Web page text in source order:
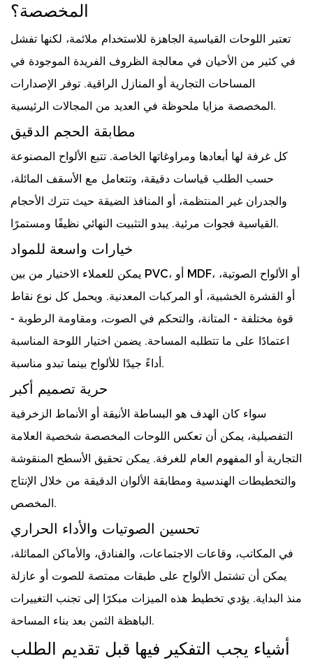
المخصصة؟
تعتبر اللوحات القياسية الجاهزة للاستخدام ملائمة، لكنها تفشل
في كثير من الأحيان في معالجة الظروف الفريدة الموجودة في
المساحات التجارية أو المنازل الراقية. توفر الإصدارات
المخصصة مزايا ملحوظة في العديد من المجالات الرئيسية.
مطابقة الحجم الدقيق
كل غرفة لها أبعادها ومراوغاتها الخاصة. تتبع الألواح المصنوعة
حسب الطلب قياسات دقيقة، وتتعامل مع الأسقف المائلة،
والجدران غير المنتظمة، أو المنافذ الضيقة حيث تترك الأحجام
القياسية فجوات مرئية. يبدو التثبيت النهائي نظيفًا ومستمرًا.
خيارات واسعة للمواد
يمكن للعملاء الاختيار من بين PVC، أو MDF، أو الألواح الصوتية،
أو القشرة الخشبية، أو المركبات المعدنية. ويحمل كل نوع نقاط
قوة مختلفة - المتانة، والتحكم في الصوت، ومقاومة الرطوبة -
اعتمادًا على ما تتطلبه المساحة. يضمن اختيار اللوحة المناسبة
أداءً جيدًا للألواح بينما تبدو مناسبة.
حرية تصميم أكبر
سواء كان الهدف هو البساطة الأنيقة أو الأنماط الزخرفية
التفصيلية، يمكن أن تعكس اللوحات المخصصة شخصية العلامة
التجارية أو المفهوم العام للغرفة. يمكن تحقيق الأسطح المنقوشة
والتخطيطات الهندسية ومطابقة الألوان الدقيقة من خلال الإنتاج
المخصص.
تحسين الصوتيات والأداء الحراري
في المكاتب، وقاعات الاجتماعات، والفنادق، والأماكن المماثلة،
يمكن أن تشتمل الألواح على طبقات ممتصة للصوت أو عازلة
منذ البداية. يؤدي تخطيط هذه الميزات مبكرًا إلى تجنب التغييرات
الباهظة الثمن بعد بناء المساحة.
أشياء يجب التفكير فيها قبل تقديم الطلب